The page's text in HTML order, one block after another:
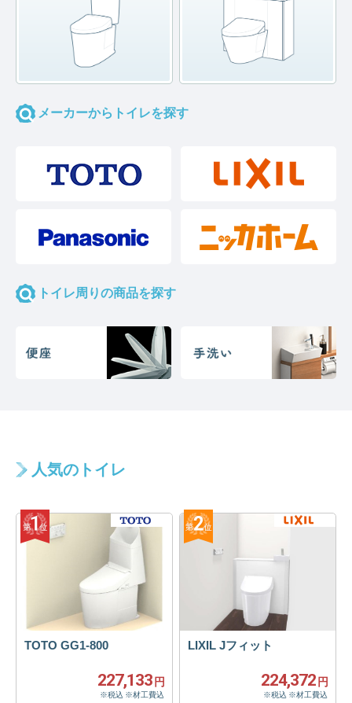
メーカーからトイレを探す
トイレ周りの商品を探す
人気のトイレ
TOTO GG1-800
227,133円
※税込 ※材工費込
LIXIL Jフィット
224,372円
※税込 ※材工費込